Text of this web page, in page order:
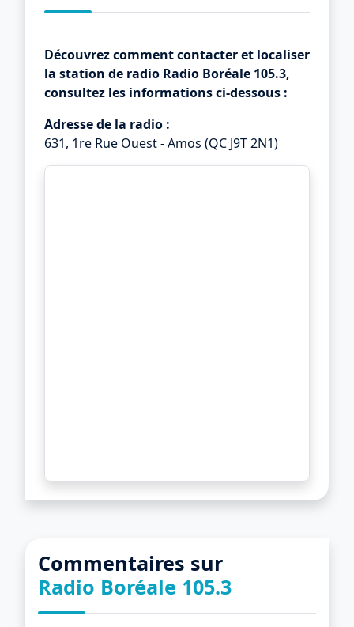
Découvrez comment contacter et localiser
la station de radio Radio Boréale 105.3,
consultez les informations ci-dessous :
Adresse de la radio :
631, 1re Rue Ouest - Amos (QC J9T 2N1)
Commentaires sur
Radio Boréale 105.3